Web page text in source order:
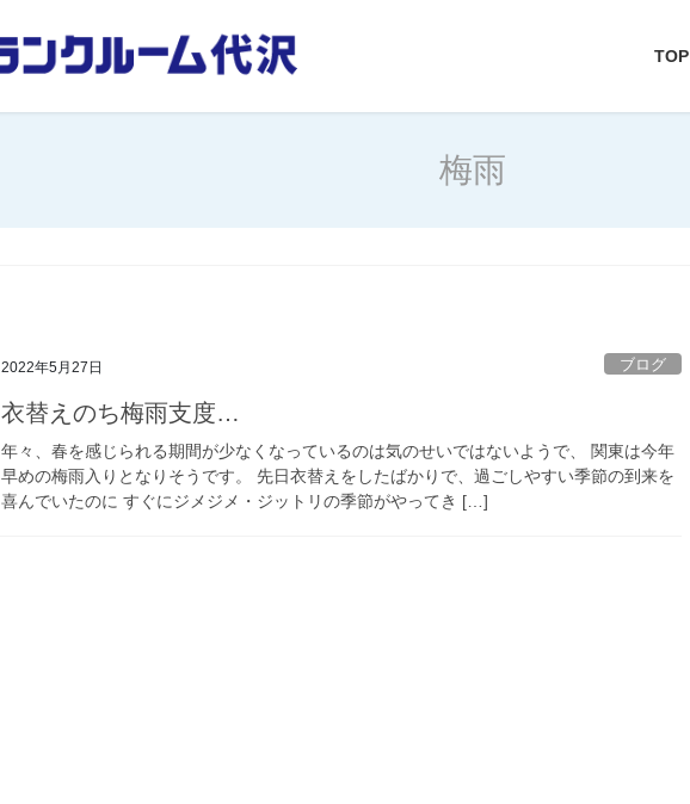
TOP
梅雨
2022年5月27日 ブログ
衣替えのち梅雨支度…
年々、春を感じられる期間が少なくなっているのは気のせいではないようで、 関東は今年
早めの梅雨入りとなりそうです。 先日衣替えをしたばかりで、過ごしやすい季節の到来を
喜んでいたのに すぐにジメジメ・ジットリの季節がやってき […]